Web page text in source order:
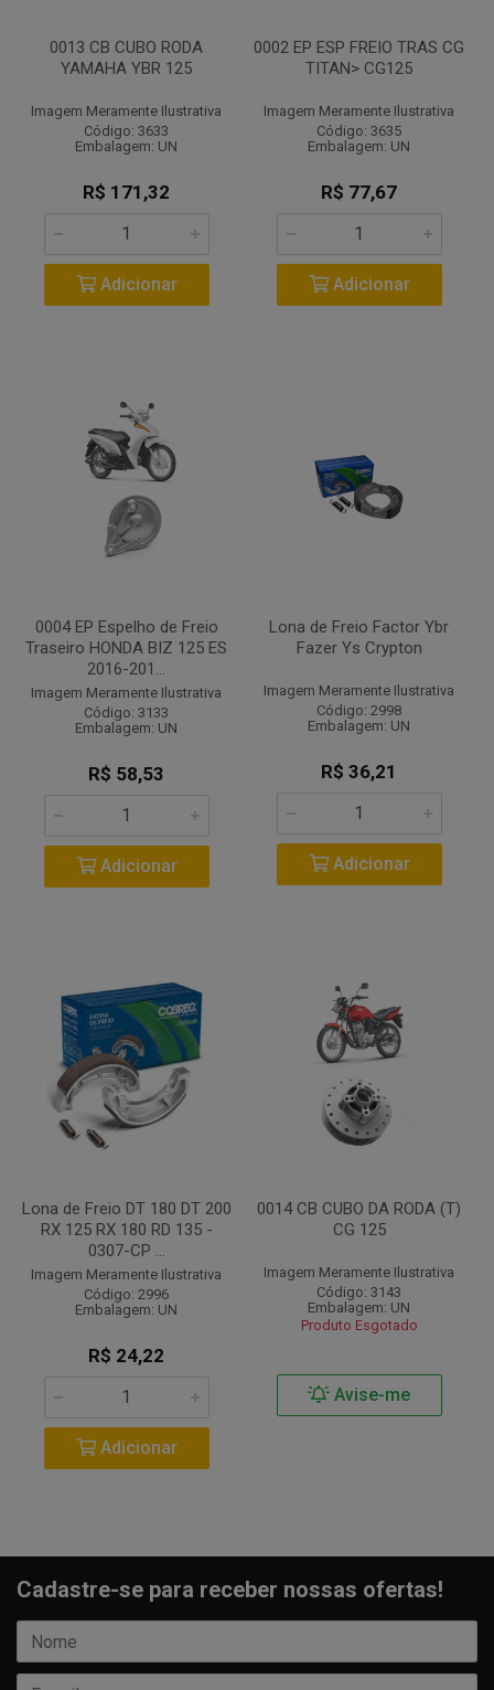
0013 CB CUBO RODA
YAMAHA YBR 125
Imagem Meramente Ilustrativa
Código: 3633
Embalagem: UN
R$ 171,32
Adicionar
0002 EP ESP FREIO TRAS CG
TITAN> CG125
Imagem Meramente Ilustrativa
Código: 3635
Embalagem: UN
R$ 77,67
Adicionar
0004 EP Espelho de Freio
Traseiro HONDA BIZ 125 ES
2016-201...
Imagem Meramente Ilustrativa
Código: 3133
Embalagem: UN
R$ 58,53
Adicionar
Lona de Freio Factor Ybr
Fazer Ys Crypton
Imagem Meramente Ilustrativa
Código: 2998
Embalagem: UN
R$ 36,21
Adicionar
Lona de Freio DT 180 DT 200
RX 125 RX 180 RD 135 -
0307-CP ...
Imagem Meramente Ilustrativa
Código: 2996
Embalagem: UN
R$ 24,22
Adicionar
0014 CB CUBO DA RODA (T)
CG 125
Imagem Meramente Ilustrativa
Código: 3143
Embalagem: UN
Produto Esgotado
Avise-me
Cadastre-se para receber nossas ofertas!